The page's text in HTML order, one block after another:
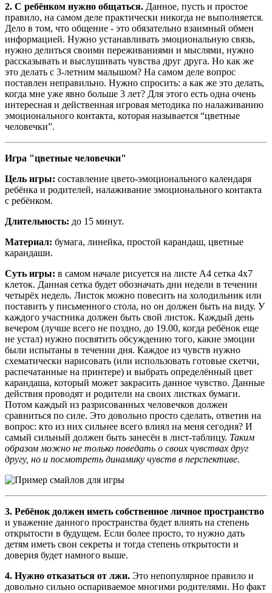
2. С ребёнком нужно общаться. Данное, пусть и простое
правило, на самом деле практически никогда не выполняется.
Дело в том, что общение - это обязательно взаимный обмен
информацией. Нужно устанавливать эмоциональную связь,
нужно делиться своими переживаниями и мыслями, нужно
рассказывать и выслушивать чувства друг друга. Но как же
это делать с 3-летним малышом? На самом деле вопрос
поставлен неправильно. Нужно спросить: а как же это делать,
когда мне уже явно больше 3 лет? Для этого есть одна очень
интересная и действенная игровая методика по налаживанию
эмоционального контакта, которая называется “цветные
человечки”.
Игра "цветные человечки"
Цель игры: составление цвето-эмоционального календаря
ребёнка и родителей, налаживание эмоционального контакта
с ребёнком.
Длительность: до 15 минут.
Материал: бумага, линейка, простой карандаш, цветные
карандаши.
Суть игры: в самом начале рисуется на листе А4 сетка 4х7
клеток. Данная сетка будет обозначать дни недели в течении
четырёх недель. Листок можно повесить на холодильник или
поставить у письменного стола, но он должен быть на виду. У
каждого участника должен быть свой листок. Каждый день
вечером (лучше всего не поздно, до 19.00, когда ребёнок еще
не устал) нужно посвятить обсуждению того, какие эмоции
были испытаны в течении дня. Каждое из чувств нужно
схематически нарисовать (или использовать готовые скетчи,
распечатанные на принтере) и выбрать определённый цвет
карандаша, который может закрасить данное чувство. Данные
действия проводят и родители на своих листках бумаги.
Потом каждый из разрисованных человечков должен
сравниться по силе. Это довольно просто сделать, ответив на
вопрос: кто из них сильнее всего влиял на меня сегодня? И
самый сильный должен быть занесён в лист-таблицу. Таким
образом можно не только поведать о своих чувствах друг
другу, но и посмотреть динамику чувств в перспективе.
3. Ребёнок должен иметь собственное личное пространство
и уважение данного пространства будет влиять на степень
открытости в будущем. Если более просто, то нужно дать
детям иметь свои секреты и тогда степень открытости и
доверия будет намного выше.
4. Нужно отказаться от лжи. Это непопулярное правило и
довольно сильно оспариваемое многими родителями. Но факт